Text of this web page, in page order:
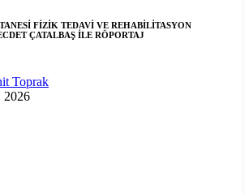
FİZİK TEDAVİ VE REHABİLİTASYON
ÇATALBAŞ İLE RÖPORTAJ
Toprak
2026